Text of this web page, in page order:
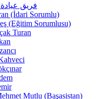
فريق عيادة
(İdari Sorumlu)
(Eğitim Sorumlusu)
Turan
Mutlu (Başasistan)